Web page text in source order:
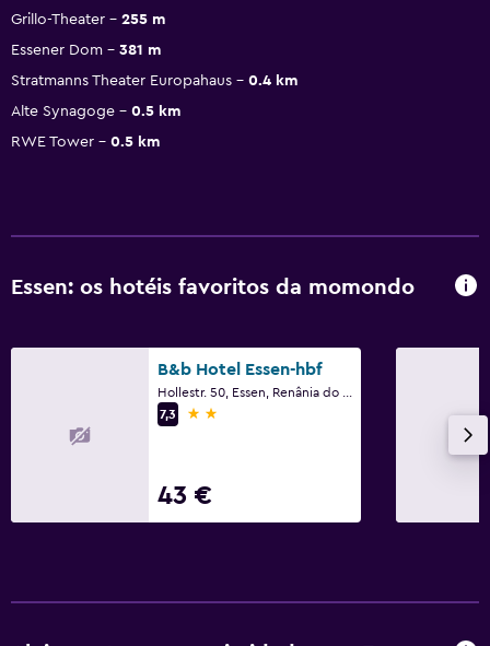
Grillo-Theater
255 m
Essener Dom
381 m
Stratmanns Theater Europahaus
0.4 km
Alte Synagoge
0.5 km
RWE Tower
0.5 km
Essen: os hotéis favoritos da momondo
B&b Hotel Essen-hbf
7,3
2 estrelas
43 €